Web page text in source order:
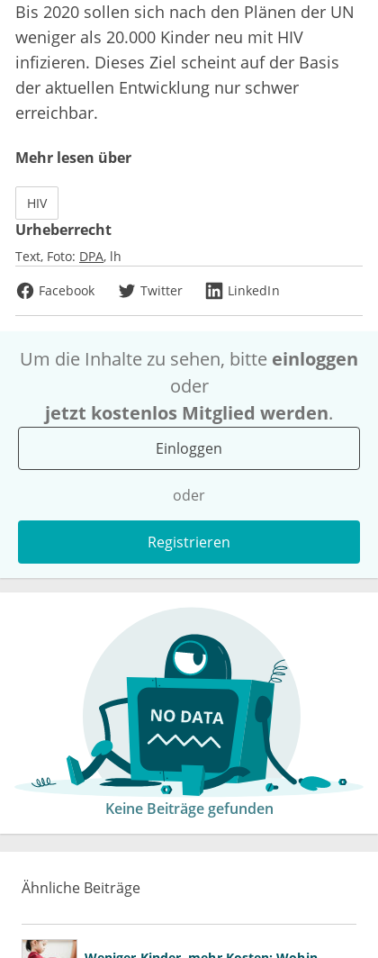
Bis 2020 sollen sich nach den Plänen der UN
weniger als 20.000 Kinder neu mit HIV
infizieren. Dieses Ziel scheint auf der Basis
der aktuellen Entwicklung nur schwer
erreichbar.
Mehr lesen über
HIV
Urheberrecht
Text, Foto: DPA lh
Facebook
Twitter LinkedIn
Um die Inhalte zu sehen, bitte einloggen
oder
jetzt kostenlos Mitglied werden.
Einloggen
oder
Registrieren
Keine Beiträge gefunden
Ähnliche Beiträge